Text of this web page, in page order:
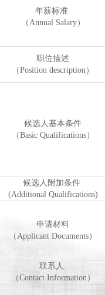
年薪标准
（Annual Salary）
职位描述
（Position description）
候选人基本条件
（Basic Qualifications）
候选人附加条件
(Additional Qualifications)
申请材料
（Applicant Documents）
联系人
（Contact Information）